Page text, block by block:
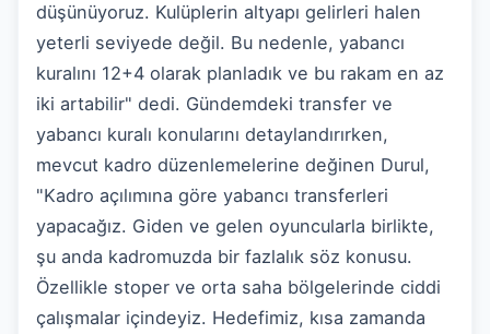
düşünüyoruz. Kulüplerin altyapı gelirleri halen
yeterli seviyede değil. Bu nedenle, yabancı
kuralını 12+4 olarak planladık ve bu rakam en az
iki artabilir" dedi. Gündemdeki transfer ve
yabancı kuralı konularını detaylandırırken,
mevcut kadro düzenlemelerine değinen Durul,
"Kadro açılımına göre yabancı transferleri
yapacağız. Giden ve gelen oyuncularla birlikte,
şu anda kadromuzda bir fazlalık söz konusu.
Özellikle stoper ve orta saha bölgelerinde ciddi
çalışmalar içindeyiz. Hedefimiz, kısa zamanda